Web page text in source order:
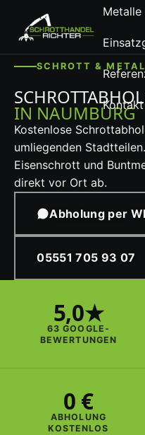
Metalle
Kontakt
SCHROTT &
IN NAUMBURG
Kostenlose
umliegenden
Eisenschrott und
direkt vor Ort ab.
Abholung per
05551 705 93 07
5,0★
63 GOOGLE-
BEWERTUNGEN
0 €
ABHOLUNG
KOSTENLOS